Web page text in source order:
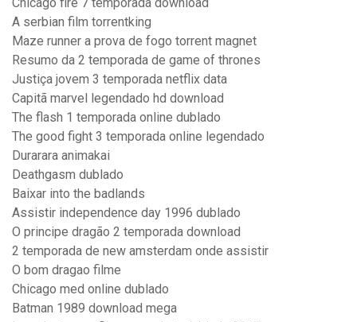
Chicago fire 7 temporada download
A serbian film torrentking
Maze runner a prova de fogo torrent magnet
Resumo da 2 temporada de game of thrones
Justiça jovem 3 temporada netflix data
Capitã marvel legendado hd download
The flash 1 temporada online dublado
The good fight 3 temporada online legendado
Durarara animakai
Deathgasm dublado
Baixar into the badlands
Assistir independence day 1996 dublado
O principe dragão 2 temporada download
2 temporada de new amsterdam onde assistir
O bom dragao filme
Chicago med online dublado
Batman 1989 download mega